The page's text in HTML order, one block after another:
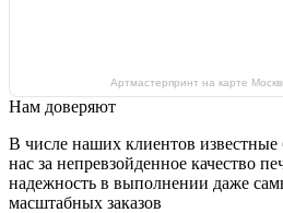
Артмастерпринт на карте
Нам доверяют
В числе наших клиентов
нас за непревзойденное качество
надежность в выполнении даже
масштабных заказов